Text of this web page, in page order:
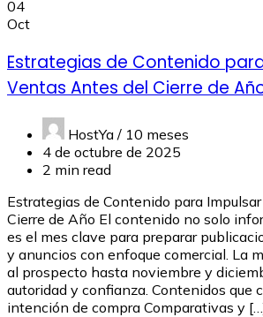
04
Oct
Estrategias de Contenido
Ventas Antes del Cierre de
HostYa / 10 meses
4 de octubre de 2025
2 min read
Estrategias de Contenido para
Cierre de Año El contenido no solo
es el mes clave para preparar
y anuncios con enfoque comercial. La
al prospecto hasta noviembre y
autoridad y confianza. Contenidos que
intención de compra Comparativas y